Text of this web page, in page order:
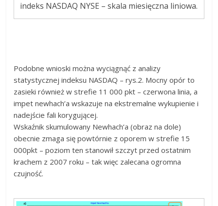
indeks NASDAQ NYSE – skala miesięczna liniowa.
Podobne wnioski można wyciągnąć z analizy
statystycznej indeksu NASDAQ – rys.2. Mocny opór to
zasieki również w strefie 11 000 pkt – czerwona linia, a
impet newhach’a wskazuje na ekstremalne wykupienie i
nadejście fali korygującej.
Wskaźnik skumulowany Newhach’a (obraz na dole)
obecnie zmaga się powtórnie z oporem w strefie 15
000pkt – poziom ten stanowił szczyt przed ostatnim
krachem z 2007 roku – tak więc zalecana ogromna
czujność.